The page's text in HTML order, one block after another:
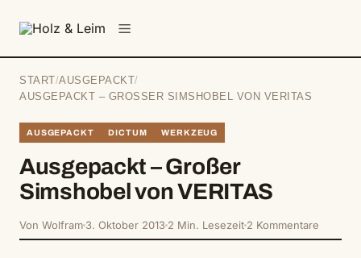
START /AUSGEPACKT /
AUSGEPACKT – GROSSER SIMSHOBEL VON VERITAS
AUSGEPACKT DICTUM WERKZEUG
Ausgepackt – Großer
Simshobel von VERITAS
Von Wolfram 3. Oktober 2013 2 Min. Lesezeit 2 Kommentare